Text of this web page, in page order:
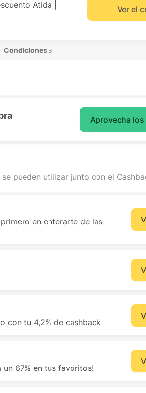
Atida |
Ver el
Condiciones
Aprovecha
pueden utilizar junto con el
en enterarte de las
con tu 4,2% de cashback
un 67% en tus favoritos!